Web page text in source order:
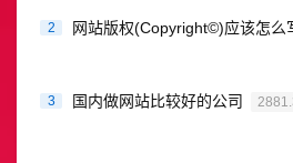
2 网站版权(Copyright©)应该怎么
3 国内做网站比较好的公司